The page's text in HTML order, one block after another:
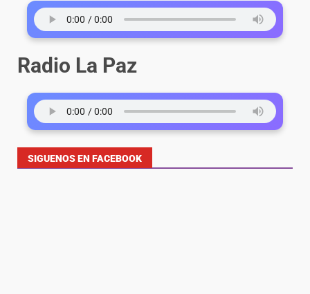
Radio La Paz
SIGUENOS EN FACEBOOK